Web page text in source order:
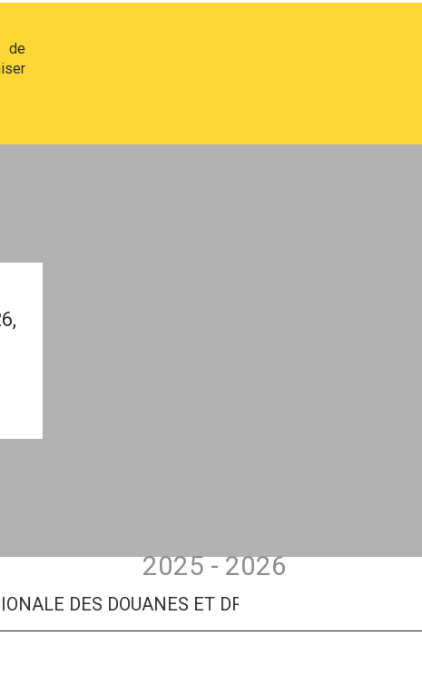
de
2025 - 2026
DES DOUANES ET DROITS INDIRECTS